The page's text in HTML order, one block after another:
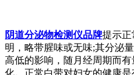
阴道分泌物检测仪品牌提示正
明，略带腥味或无味;其分泌
高低的影响，随月经周期而